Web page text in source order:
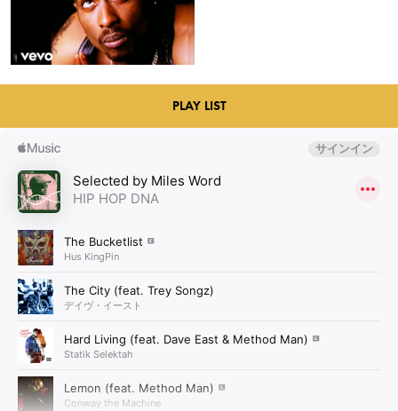
PLAY LIST